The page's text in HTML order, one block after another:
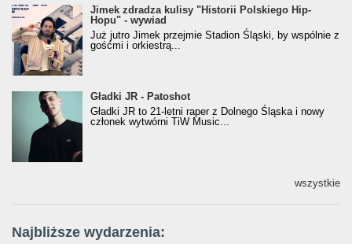
Jimek zdradza kulisy "Historii Polskiego Hip-
Hopu" - wywiad
Jimek zdradza kulisy "Historii Polskiego Hip-
Hopu" - wywiad
Już jutro Jimek przejmie Stadion Śląski, by wspólnie z
gośćmi i orkiestrą...
Gładki JR - Patoshot
Gładki JR - Patoshot
Gładki JR to 21-letni raper z Dolnego Śląska i nowy
członek wytwórni TiW Music...
wszystkie
Najbliższe wydarzenia: